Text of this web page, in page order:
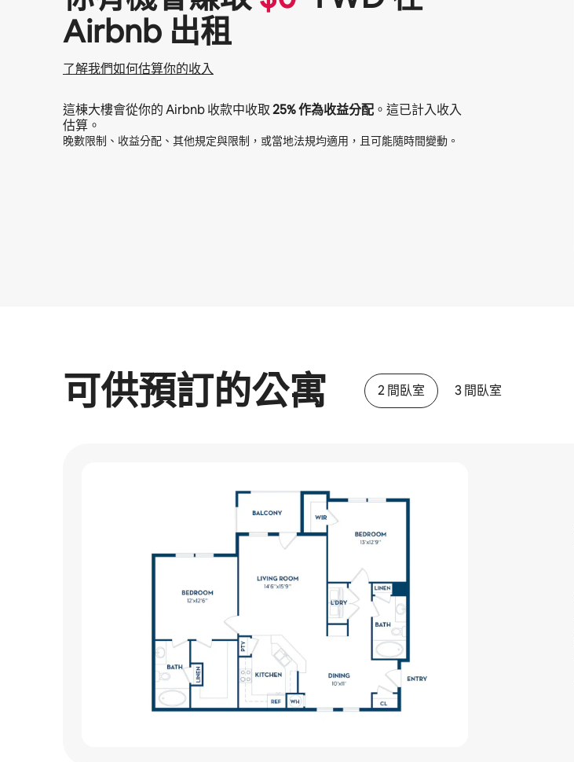
Airbnb 出租
了解我們如何估算你的收入
這棟大樓會從你的 Airbnb 收款中收取25%作為收益分配 。這已計入收入
估算。
晚數限制、收益分配、其他規定與限制，或當地法規均適用，且可能隨時間變動。
可供預訂的公寓 2 間臥室 3 間臥室